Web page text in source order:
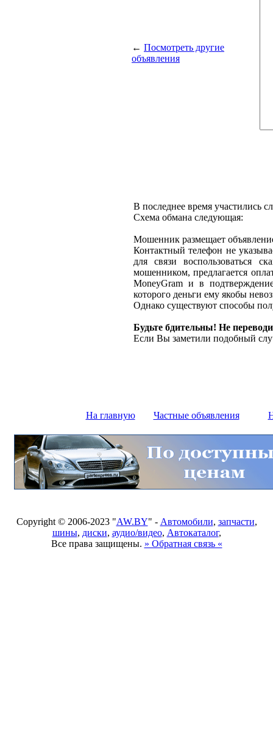
← Посмотреть другие
объявления
В последнее время участились
Схема обмана следующая:
Мошенник размещает
Контактный телефон не
для связи воспользоваться
мошенником, предлагается
MoneyGram и в
которого деньги ему якобы
Однако существуют способы
Будьте бдительны! Не
Если Вы заметили подобный
На главную Частные объявления
Copyright © 2006-2023 "AW.BY" - Автомобили, запчасти,
шины, диски, аудио/видео, Автокаталог,
Все права защищены. » Обратная связь «